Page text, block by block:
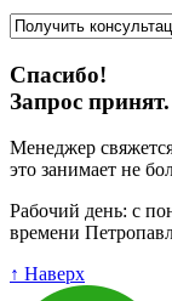
Спасибо!
Запрос принят.
Менеджер
это занимает не
Рабочий день: с
времени
↑ Наверх